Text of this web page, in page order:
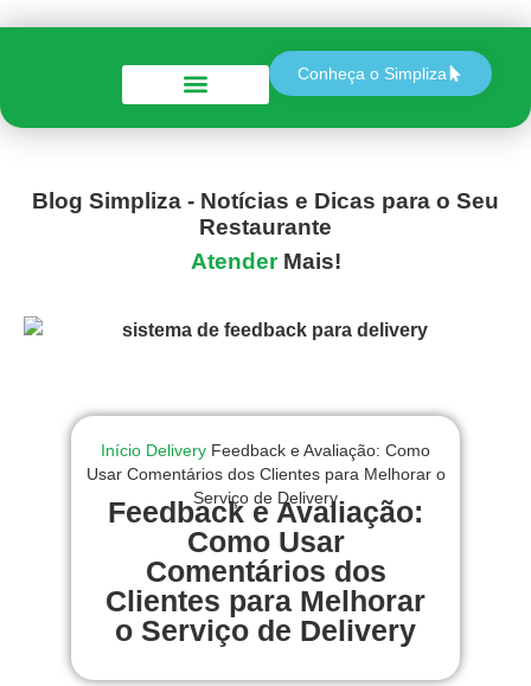
Conheça o Simpliza
Blog Simpliza - Notícias e Dicas para o Seu
Restaurante
Atender Mais!
Início Delivery Feedback e Avaliação: Como
Usar Comentários dos Clientes para Melhorar o
Serviço de Delivery
Feedback e Avaliação:
Como Usar
Comentários dos
Clientes para Melhorar
o Serviço de Delivery